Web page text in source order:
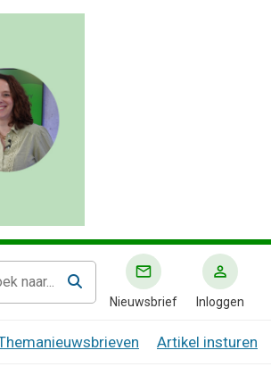
Nieuwsbrief Inloggen
Artikel insturen